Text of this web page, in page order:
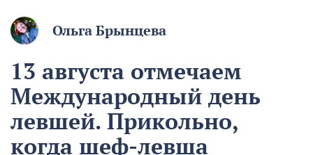
Ольга Брынцева
13 августа отмечаем
Международный день
левшей. Прикольно,
когда шеф-левша